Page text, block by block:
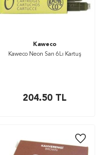
Kaweco
Kaweco Neon Sarı 6Lı Kartuş
204.50 TL